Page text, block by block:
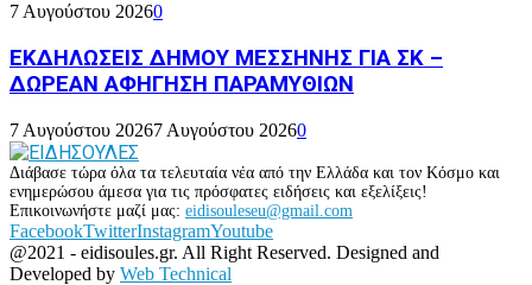
7 Αυγούστου 20260
ΕΚΔΗΛΩΣΕΙΣ ΔΗΜΟΥ ΜΕΣΣΗΝΗΣ ΓΙΑ ΣΚ –
ΔΩΡΕΑΝ ΑΦΗΓΗΣΗ ΠΑΡΑΜΥΘΙΩΝ
7 Αυγούστου 20267 Αυγούστου 20260
Διάβασε τώρα όλα τα τελευταία νέα από την Ελλάδα και τον Κόσμο και
ενημερώσου άμεσα για τις πρόσφατες ειδήσεις και εξελίξεις!
Επικοινωνήστε μαζί μας: eidisouleseu@gmail.com
FacebookTwitterInstagramYoutube
@2021 - eidisoules.gr. All Right Reserved. Designed and
Developed by Web Technical